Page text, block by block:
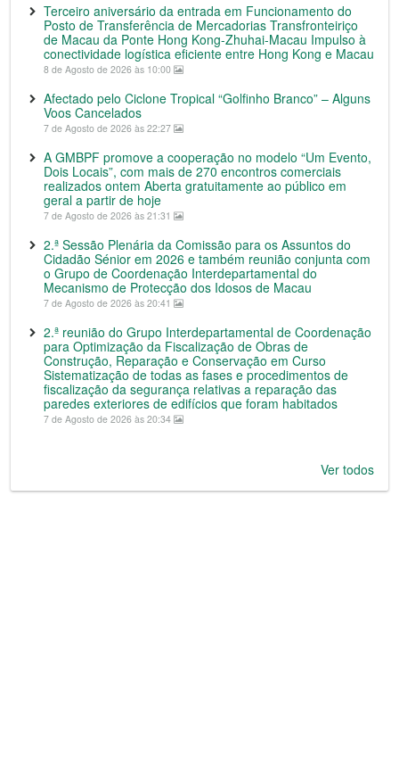
Terceiro aniversário da entrada em Funcionamento do
Posto de Transferência de Mercadorias Transfronteiriço
de Macau da Ponte Hong Kong-Zhuhai-Macau Impulso à
conectividade logística eficiente entre Hong Kong e Macau
8 de Agosto de 2026 às 10:00
Afectado pelo Ciclone Tropical “Golfinho Branco” – Alguns
Voos Cancelados
7 de Agosto de 2026 às 22:27
A GMBPF promove a cooperação no modelo “Um Evento,
Dois Locais”, com mais de 270 encontros comerciais
realizados ontem Aberta gratuitamente ao público em
geral a partir de hoje
7 de Agosto de 2026 às 21:31
2.ª Sessão Plenária da Comissão para os Assuntos do
Cidadão Sénior em 2026 e também reunião conjunta com
o Grupo de Coordenação Interdepartamental do
Mecanismo de Protecção dos Idosos de Macau
7 de Agosto de 2026 às 20:41
2.ª reunião do Grupo Interdepartamental de Coordenação
para Optimização da Fiscalização de Obras de
Construção, Reparação e Conservação em Curso
Sistematização de todas as fases e procedimentos de
fiscalização da segurança relativas a reparação das
paredes exteriores de edifícios que foram habitados
7 de Agosto de 2026 às 20:34
Ver todos